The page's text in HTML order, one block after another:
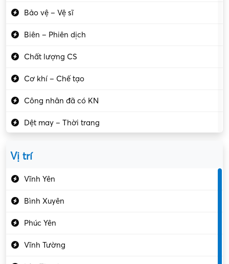
Bảo vệ – Vệ sĩ
Biên – Phiên dịch
Chất lượng CS
Cơ khí – Chế tạo
Công nhân đã có KN
Dệt may – Thời trang
Vị trí
Vĩnh Yên
Bình Xuyên
Phúc Yên
Vĩnh Tường